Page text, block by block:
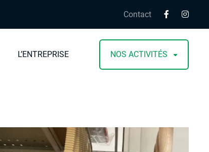
Contact
L’ENTREPRISE NOS ACTIVITÉS